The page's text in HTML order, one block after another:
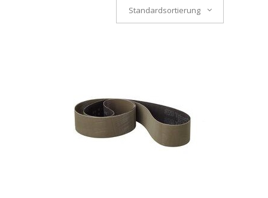
Standardsortierung